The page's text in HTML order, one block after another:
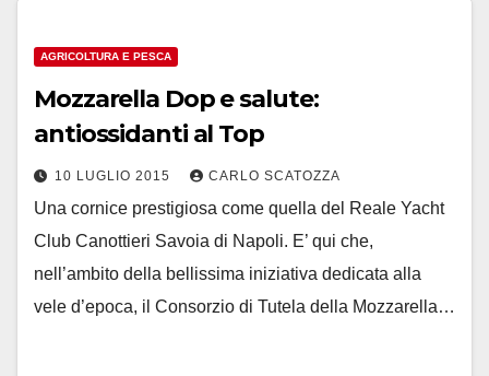
AGRICOLTURA E PESCA
Mozzarella Dop e salute:
antiossidanti al Top
10 LUGLIO 2015 CARLO SCATOZZA
Una cornice prestigiosa come quella del Reale Yacht
Club Canottieri Savoia di Napoli. E’ qui che,
nell’ambito della bellissima iniziativa dedicata alla
vele d’epoca, il Consorzio di Tutela della Mozzarella…